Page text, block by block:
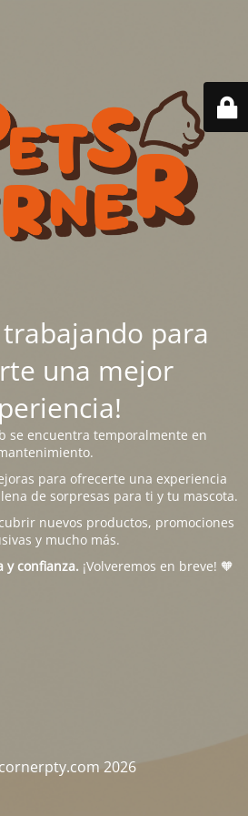
trabajando para
una mejor
se encuentra temporalmente en
para ofrecerte una experiencia
de sorpresas para ti y tu mascota.
nuevos productos, promociones
y mucho más.
y confianza. ¡Volveremos en breve! 🧡
2026